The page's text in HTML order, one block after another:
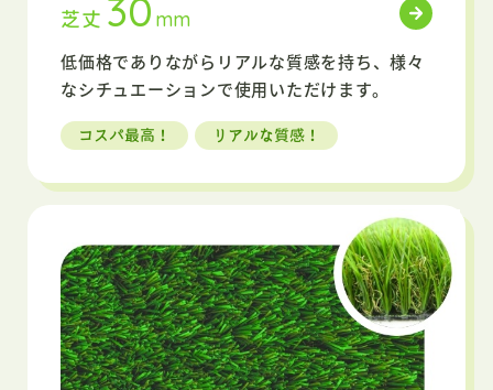
芝丈 30 mm
低価格でありながらリアルな質感を持ち、様々
なシチュエーションで使用いただけます。
コスパ最高！ リアルな質感！